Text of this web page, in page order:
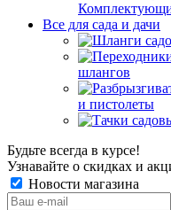
Все для сада и дачи
шлангов
и пистолеты
Будьте всегда в курсе!
Узнавайте о скидках и
Новости магазина